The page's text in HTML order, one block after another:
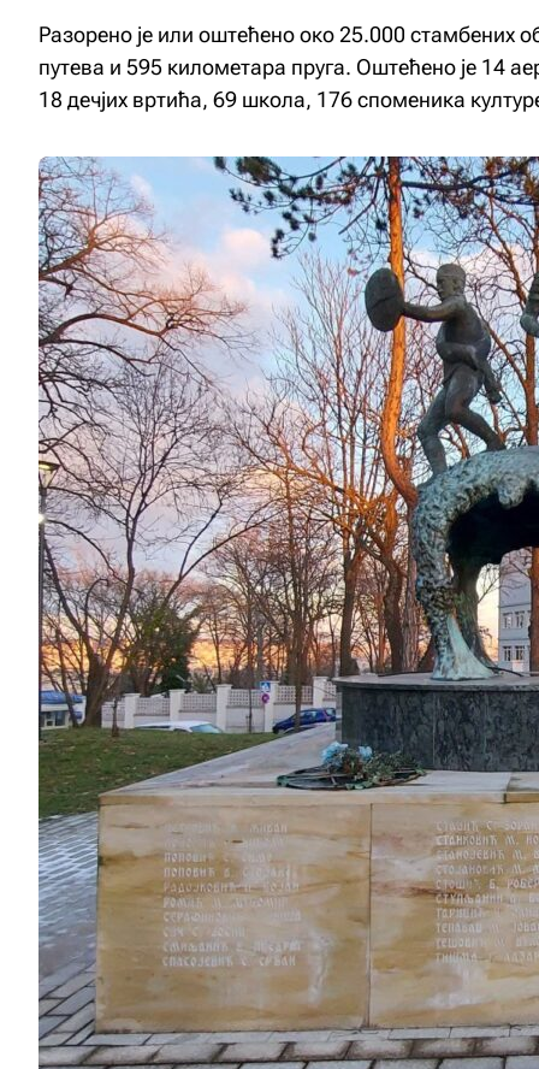
Разорено је или оштећено око 25.000 стамбених
путева и 595 километара пруга. Оштећено је 14
18 дечјих вртића, 69 школа, 176 споменика